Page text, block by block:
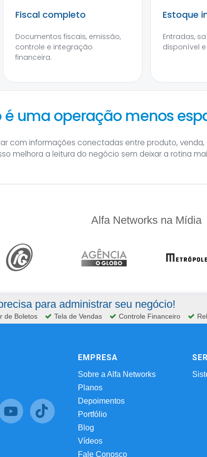
Fiscal completo
Documentos fiscais, emissão,
controle e integração
financeira.
Estoque
Entradas,
disponível
é uma operação menos
com informações conectadas entre produto, venda,
melhora a leitura do negócio sem deixar a rotina
Alfa Networks na Mídia
para administrar seu negócio!
de Boletos Tela de Vendas Controle Financeiro
EMPRESA
Sobre a Alfa Networks
Planos
Depoimentos
Portfólio
Blog
Vídeos
Fale Conosco